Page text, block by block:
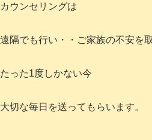
カウンセリングは
遠隔でも行い・・ご家族の不安を
たった1度しかない今
大切な毎日を送ってもらいます。